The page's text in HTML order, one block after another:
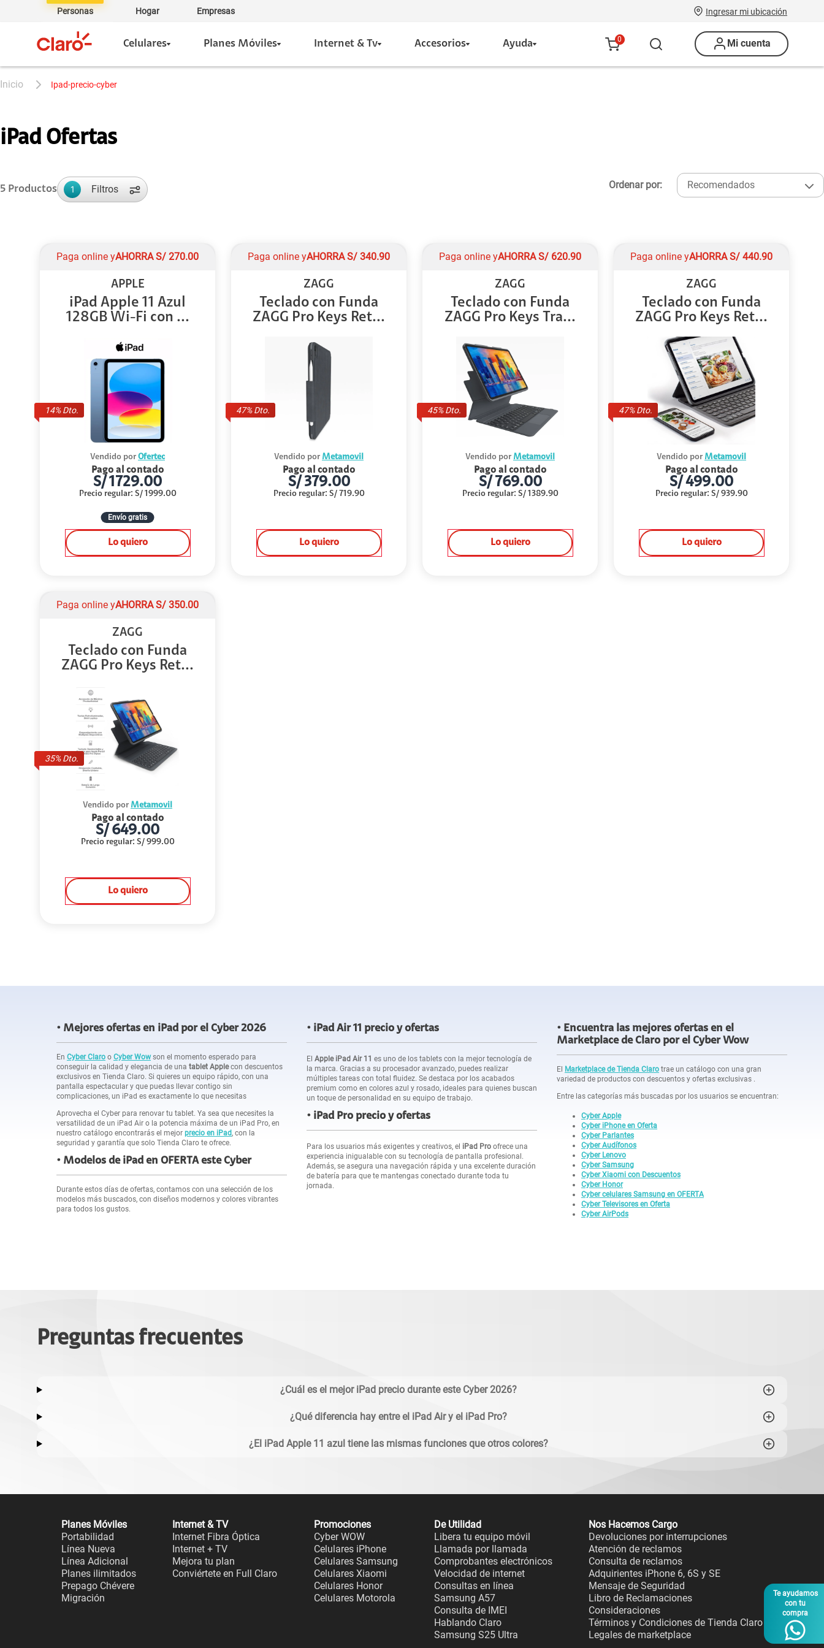
Personas Hogar Empresas Ingresar mi ubicación
Celulares Planes Móviles Internet & Tv Accesorios Ayuda 0 Mi cuenta
Te ayudamos
con tu
compra
ipad-precio-cyber
iPad Ofertas
5 Productos 1 Filtros Ordenar por: Recomendados
14% Dto.
Paga online yAHORRA S/ 270.00
APPLE
iPad Apple 11 Azul
128GB Wi-Fi con ...
Vendido por Ofertec
Pago al contado
S/1729.00
Precio regular: S/ 1999.00
Envío gratis
Lo quiero
47% Dto.
Paga online yAHORRA S/ 340.90
ZAGG
Teclado con Funda
ZAGG Pro Keys Ret...
Vendido por Metamovil
Pago al contado
S/ 379.00
Precio regular: S/ 719.90
Lo quiero
45% Dto.
Paga online yAHORRA S/ 620.90
ZAGG
Teclado con Funda
ZAGG Pro Keys Tra...
Vendido por Metamovil
Pago al contado
S/ 769.00
Precio regular: S/ 1389.90
Lo quiero
47% Dto.
Paga online yAHORRA S/ 440.90
ZAGG
Teclado con Funda
ZAGG Pro Keys Ret...
Vendido por Metamovil
Pago al contado
S/499.00
Precio regular: S/ 939.90
Lo quiero
35% Dto.
Paga online yAHORRA S/ 350.00
ZAGG
Teclado con Funda
ZAGG Pro Keys Ret...
Vendido por Metamovil
Pago al contado
S/ 649.00
Precio regular: S/ 999.00
Lo quiero
Mejores ofertas en iPad por el Cyber 2026
En Cyber Claro o Cyber Wowson el momento esperado para
conseguir la calidad y elegancia de una tablet Applecon descuentos
exclusivos en Tienda Claro. Si quieres un equipo rápido, con una
pantalla espectacular y que puedas llevar contigo sin
complicaciones, un iPad es exactamente lo que necesitas
Aprovecha el Cyber para renovar tu tablet. Ya sea que necesites la
versatilidad de un iPad Air o la potencia máxima de un iPad Pro, en
nuestro catálogo encontrarás el mejor precio en iPad, con la
seguridad y garantía que solo Tienda Claro te ofrece.
Modelos de iPad en OFERTA este Cyber
Durante estos días de ofertas, contamos con una selección de los
modelos más buscados, con diseños modernos y colores vibrantes
para todos los gustos.
iPad Air 11 precio y ofertas
El Apple iPad Air 11 es uno de los tablets con la mejor tecnología de
la marca. Gracias a su procesador avanzado, puedes realizar
múltiples tareas con total fluidez. Se destaca por los acabados
premium como en colores azul y rosado, ideales para quienes buscan
un toque de personalidad en su equipo de trabajo.
iPad Pro precio y ofertas
Para los usuarios más exigentes y creativos, el iPad Pro ofrece una
experiencia inigualable con su tecnología de pantalla profesional.
Además, se asegura una navegación rápida y una excelente duración
de batería para que te mantengas conectado durante toda tu
jornada.
Encuentra las mejores ofertas en el
Marketplace de Claro por el Cyber Wow
El Marketplace de Tienda Claro trae un catálogo con una gran
variedad de productos con descuentos y ofertas exclusivas .
Entre las categorías más buscadas por los usuarios se encuentran:
Cyber Apple
Cyber iPhone en Oferta
Cyber Parlantes
Cyber Audífonos
Cyber Lenovo
Cyber Samsung
Cyber Xiaomi con Descuentos
Cyber Honor
Cyber celulares Samsung en OFERTA
Cyber Televisores en Oferta
Cyber AirPods
Preguntas frecuentes
¿Cuál es el mejor iPad precio durante este Cyber 2026?
¿Qué diferencia hay entre el iPad Air y el iPad Pro?
¿El iPad Apple 11 azul tiene las mismas funciones que otros colores?
Planes Móviles
Portabilidad
Línea Nueva
Línea Adicional
Planes ilimitados
Prepago Chévere
Migración
Internet & TV
Internet Fibra Óptica
Internet + TV
Mejora tu plan
Conviértete en Full Claro
Promociones
Cyber WOW
Celulares iPhone
Celulares Samsung
Celulares Xiaomi
Celulares Honor
Celulares Motorola
De Utilidad
Libera tu equipo móvil
Llamada por llamada
Comprobantes electrónicos
Velocidad de internet
Consultas en línea
Samsung A57
Consulta de IMEI
Hablando Claro
Samsung S25 Ultra
Nos Hacemos Cargo
Devoluciones por interrupciones
Atención de reclamos
Consulta de reclamos
Adquirientes iPhone 6, 6S y SE
Mensaje de Seguridad
Libro de Reclamaciones
Consideraciones
Términos y Condiciones de Tienda Claro
Legales de marketplace